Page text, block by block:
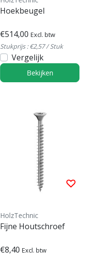
Hoekbeugel
€514,00 Excl. btw
Stukprijs : €2,57 / Stuk
Vergelijk
Bekijken
HolzTechnic
Fijne Houtschroef
€8,40 Excl. btw